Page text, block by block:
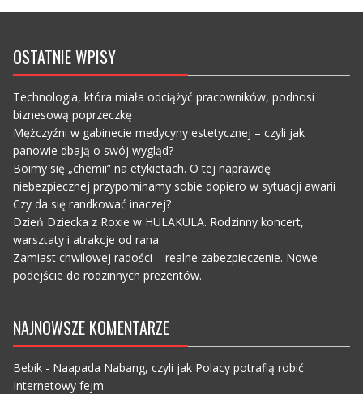
OSTATNIE WPISY
Technologia, która miała odciążyć pracowników, podnosi
biznesową poprzeczkę
Mężczyźni w gabinecie medycyny estetycznej – czyli jak
panowie dbają o swój wygląd?
Boimy się „chemii” na etykietach. O tej naprawdę
niebezpiecznej przypominamy sobie dopiero w sytuacji awarii
Czy da się randkować inaczej?
Dzień Dziecka z Roxie w HULAKULA. Rodzinny koncert,
warsztaty i atrakcje od rana
Zamiast chwilowej radości – realne zabezpieczenie. Nowe
podejście do rodzinnych prezentów.
NAJNOWSZE KOMENTARZE
Bebik- Naapada Nabang, czyli jak Polacy potrafią robić
Internetowy fejm